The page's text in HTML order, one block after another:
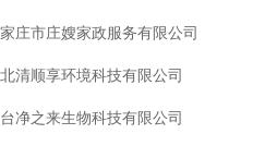
庄市庄嫂家政服务有限公司
清顺享环境科技有限公司
净之来生物科技有限公司